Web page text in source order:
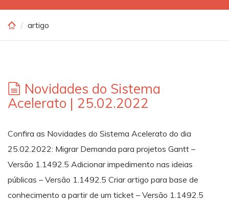
artigo
Novidades do Sistema
Acelerato | 25.02.2022
Confira as Novidades do Sistema Acelerato do dia
25.02.2022: Migrar Demanda para projetos Gantt –
Versão 1.1492.5 Adicionar impedimento nas ideias
públicas – Versão 1.1492.5 Criar artigo para base de
conhecimento a partir de um ticket – Versão 1.1492.5